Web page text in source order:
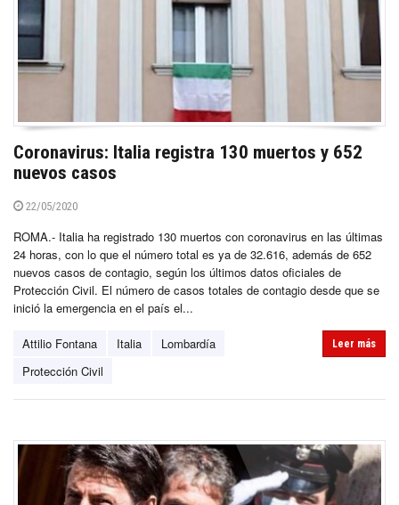
Coronavirus: Italia registra 130 muertos y 652
nuevos casos
22/05/2020
ROMA.- Italia ha registrado 130 muertos con coronavirus en las últimas
24 horas, con lo que el número total es ya de 32.616, además de 652
nuevos casos de contagio, según los últimos datos oficiales de
Protección Civil. El número de casos totales de contagio desde que se
inició la emergencia en el país el...
Attilio Fontana Italia
Lombardía
Protección Civil
Leer más